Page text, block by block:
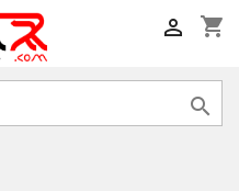
shopping_cart

